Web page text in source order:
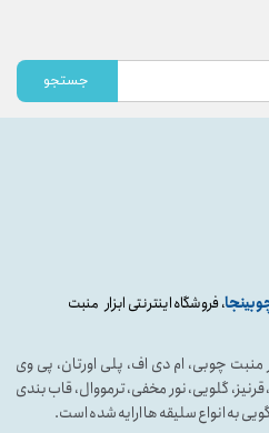
، فروشگاه اینترنتی ابزار منبت
منبت چوبی، ام دی اف، پلی اورتان، پی وی
گلویی، نور مخفی، ترمووال، قاب بندی
به انواع سلیقه ها ارایه شده است.
جستجو